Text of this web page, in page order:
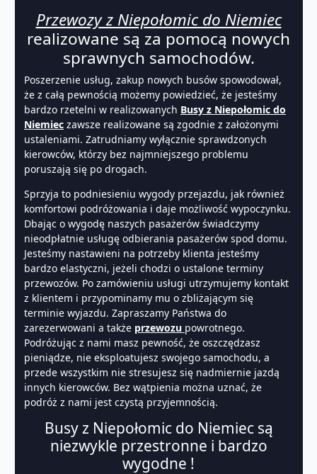
Przewozy z Niepołomic do Niemiec
realizowane są za pomocą nowych
sprawnych samochodów.
Poszerzenie usług, zakup nowych busów spowodował,
że z całą pewnością możemy powiedzieć, że jesteśmy
bardzo rzetelni w realizowanych Busy z Niepołomic do
Niemiec zawsze realizowane są zgodnie z założonymi
ustaleniami. Zatrudniamy wyłącznie sprawdzonych
kierowców, którzy bez najmniejszego problemu
poruszają się po drogach.
Sprzyja to podniesieniu wygody przejazdu, jak również
komfortowi podróżowania i daje możliwość wypoczynku.
Dbając o wygodę naszych pasażerów świadczymy
nieodpłatnie usługę odbierania pasażerów spod domu.
Jesteśmy nastawieni na potrzeby klienta jesteśmy
bardzo elastyczni, jeżeli chodzi o ustalone terminy
przewozów. Po zamówieniu usługi utrzymujemy kontakt
z klientem i przypominamy mu o zbliżającym się
terminie wyjazdu. Zapraszamy Państwa do
zarezerwowani a także przewozu powrotnego.
Podróżując z nami masz pewność, że oszczędzasz
pieniądze, nie eksploatujesz swojego samochodu, a
przede wszystkim nie stresujesz się nadmiernie jazdą
innych kierowców. Bez wątpienia można uznać, że
podróż z nami jest czystą przyjemnością.
Busy z Niepołomic do Niemiec są
niezwykle przestronne i bardzo
wygodne !